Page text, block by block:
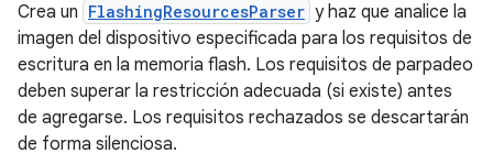
Crea un FlashingResourcesParser y haz que analice la
imagen del dispositivo especificada para los requisitos de
escritura en la memoria flash. Los requisitos de parpadeo
deben superar la restricción adecuada (si existe) antes
de agregarse. Los requisitos rechazados se descartarán
de forma silenciosa.